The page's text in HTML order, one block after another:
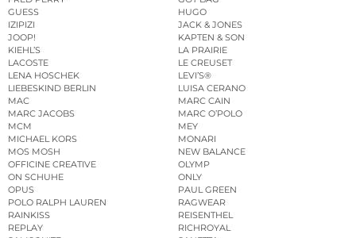
GUESS
HUGO
IZIPIZI
JACK & JONES
JOOP!
KAPTEN & SON
KIEHL’S
LA PRAIRIE
LACOSTE
LE CREUSET
LENA HOSCHEK
LEVI’S®
LIEBESKIND BERLIN
LUISA CERANO
MAC
MARC CAIN
MARC JACOBS
MARC O’POLO
MCM
MEY
MICHAEL KORS
MONARI
MOS MOSH
NEW BALANCE
OFFICINE CREATIVE
OLYMP
ON SCHUHE
ONLY
OPUS
PAUL GREEN
POLO RALPH LAUREN
RAGWEAR
RAINKISS
REISENTHEL
REPLAY
RICHROYAL